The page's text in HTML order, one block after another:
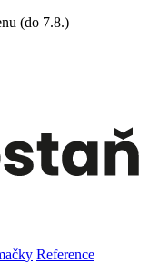
(do 7.8.)
Reference